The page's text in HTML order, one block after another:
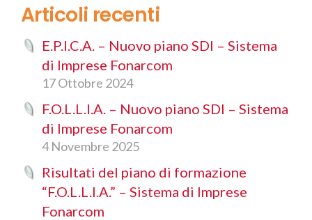
Articoli recenti
E.P.I.C.A. – Nuovo piano SDI – Sistema
di Imprese Fonarcom
17 Ottobre 2024
F.O.L.L.I.A. – Nuovo piano SDI – Sistema
di Imprese Fonarcom
4 Novembre 2025
Risultati del piano di formazione
“F.O.L.L.I.A.” – Sistema di Imprese
Fonarcom